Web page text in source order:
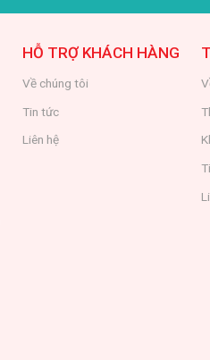
HỖ TRỢ KHÁCH HÀNG
Về chúng tôi
Tin tức
Liên hệ